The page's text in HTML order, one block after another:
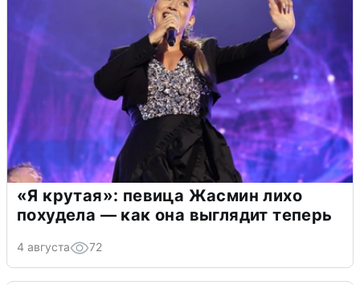
«Я крутая»: певица Жасмин лихо
похудела — как она выглядит теперь
4 августа 72